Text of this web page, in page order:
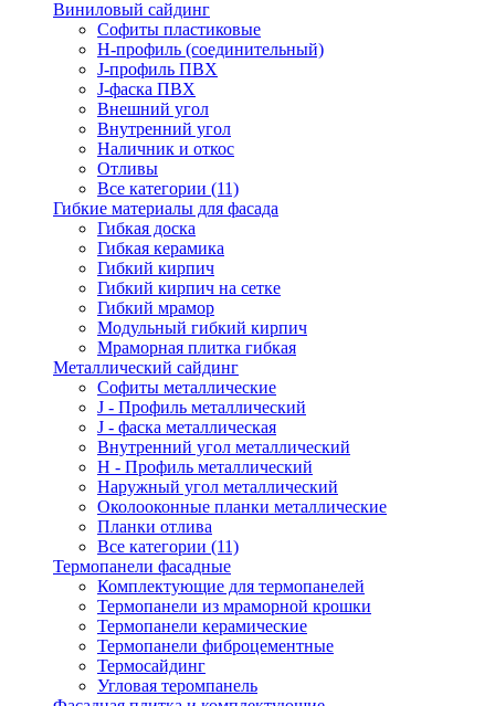
Виниловый сайдинг
Cофиты пластиковые
H-профиль (соединительный)
J-профиль ПВХ
J-фаска ПВХ
Внешний угол
Внутренний угол
Наличник и откос
Отливы
Все категории (11)
Гибкие материалы для фасада
Гибкая доска
Гибкая керамика
Гибкий кирпич
Гибкий кирпич на сетке
Гибкий мрамор
Модульный гибкий кирпич
Мраморная плитка гибкая
Металлический сайдинг
Cофиты металлические
J - Профиль металлический
J - фаска металлическая
Внутренний угол металлический
Н - Профиль металлический
Наружный угол металлический
Околооконные планки металлические
Планки отлива
Все категории (11)
Термопанели фасадные
Комплектующие для термопанелей
Термопанели из мраморной крошки
Термопанели керамические
Термопанели фиброцементные
Термосайдинг
Угловая теромпанель